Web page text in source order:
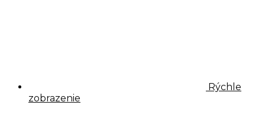
Rýchle
zobrazenie